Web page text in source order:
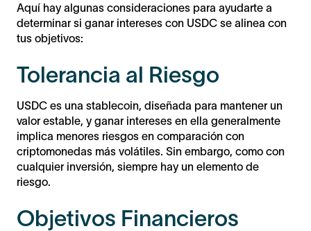
Aquí hay algunas consideraciones para ayudarte a
determinar si ganar intereses con USDC se alinea con
tus objetivos:
Tolerancia al Riesgo
USDC es una stablecoin, diseñada para mantener un
valor estable, y ganar intereses en ella generalmente
implica menores riesgos en comparación con
criptomonedas más volátiles. Sin embargo, como con
cualquier inversión, siempre hay un elemento de
riesgo.
Objetivos Financieros